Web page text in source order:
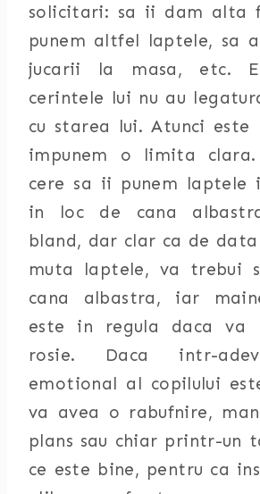
solicitari: sa ii dam alta
punem altfel laptele, sa
jucarii la masa, etc.
cerintele lui nu au
cu starea lui. Atunci este
impunem o limita
cere sa ii punem laptele
in loc de cana
bland, dar clar ca de
muta laptele, va trebui
cana albastra, iar
este in regula daca va
rosie. Daca intr-
emotional al copilului
va avea o rabufnire,
plans sau chiar printr-un
ce este bine, pentru ca